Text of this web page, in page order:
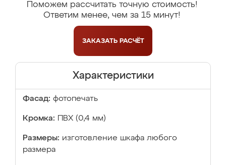
Поможем рассчитать точную стоимость!
Ответим менее, чем за 15 минут!
ЗАКАЗАТЬ РАСЧЁТ
Характеристики
Фасад: фотопечать
Кромка: ПВХ (0,4 мм)
Размеры: изготовление шкафа любого
размера